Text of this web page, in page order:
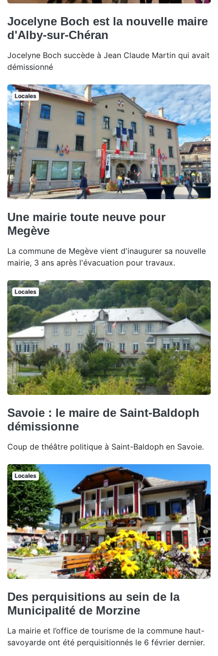
Jocelyne Boch est la nouvelle maire
d'Alby-sur-Chéran
Jocelyne Boch succède à Jean Claude Martin qui avait
démissionné
Locales
Une mairie toute neuve pour
Megève
La commune de Megève vient d'inaugurer sa nouvelle
mairie, 3 ans après l'évacuation pour travaux.
Locales
Savoie : le maire de Saint-Baldoph
démissionne
Coup de théâtre politique à Saint-Baldoph en Savoie.
Locales
Des perquisitions au sein de la
Municipalité de Morzine
La mairie et l’office de tourisme de la commune haut-
savoyarde ont été perquisitionnés le 6 février dernier.